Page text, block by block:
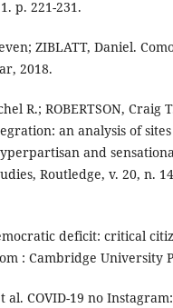
p. 221-231.
ZIBLATT, Daniel.
2018.
R.; ROBERTSON, Craig
an analysis of
and
Routledge, v. 20, n.
deficit: critical
: Cambridge University
al. COVID-19 no